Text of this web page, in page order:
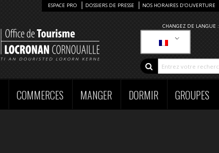
CHANGEZ DE LANGUE :
ESPACE PRO DOSSIERS DE PRESSE NOS HORAIRES D’OUVERTURE
COMMERCES MANGER DORMIR GROUPES